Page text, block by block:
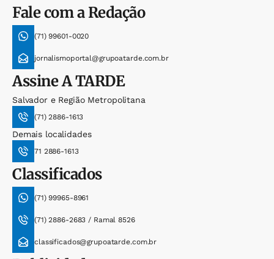
Fale com a Redação
(71) 99601-0020
jornalismoportal@grupoatarde.com.br
AssineA TARDE
Salvador e Região Metropolitana
(71) 2886-1613
Demais localidades
71 2886-1613
Classificados
(71) 99965-8961
(71) 2886-2683 / Ramal 8526
classificados@grupoatarde.com.br